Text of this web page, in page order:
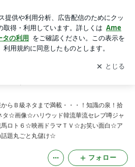
ブログの更新通知
を受け取りまし
開く
らＢ級ネタまで満載・・・！知識の泉！拾
タ☆画像☆ハリウッド韓流華流セレブ噂ジャ
ロト６☆映画ドラマＴＶ☆お笑い面白☆ア
題丸ごと丸儲け☆
フォロー